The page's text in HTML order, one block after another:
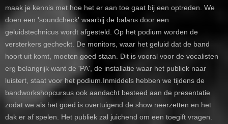
maak je kennis met hoe het er aan toe gaat bij een optreden. We
doen een 'soundcheck' waarbij de balans door een
geluidstechnicus wordt afgesteld. Op het podium worden de
versterkers gecheckt. De monitors, waar het geluid dat de band
hoort uit komt, moeten goed staan. Dit is vooral voor de vocalisten
erg belangrijk want de 'PA', de installatie waar het publiek naar
luistert, staat voor het podium.Inmiddels hebben we tijdens de
bandworkshopcursus ook aandacht besteed aan de presentatie
zodat we als het goed is overtuigend de show neerzetten en het
dak er af spelen. Het publiek zal juichend om een toegift vragen.